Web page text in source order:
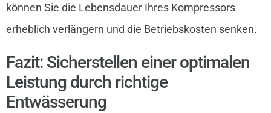
können Sie die Lebensdauer Ihres Kompressors
erheblich verlängern und die Betriebskosten senken.
Fazit: Sicherstellen einer optimalen
Leistung durch richtige
Entwässerung